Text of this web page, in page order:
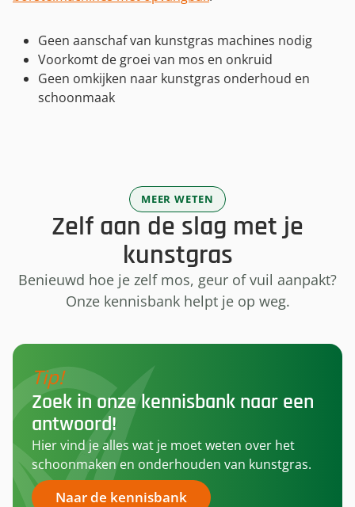
Geen aanschaf van kunstgras machines nodig
Voorkomt de groei van mos en onkruid
Geen omkijken naar kunstgras onderhoud en
schoonmaak
MEER WETEN
Zelf aan de slag met je
kunstgras
Benieuwd hoe je zelf mos, geur of vuil aanpakt?
Onze kennisbank helpt je op weg.
Tip!
Zoek in onze kennisbank naar een
antwoord!
Hier vind je alles wat je moet weten over het
schoonmaken en onderhouden van kunstgras.
Naar de kennisbank